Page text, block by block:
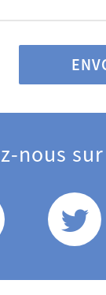
nous